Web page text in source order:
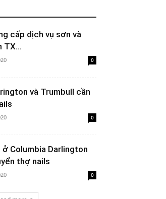
cấp dịch vụ sơn và
TX...
0
và Trumbull cần
0
Columbia Darlington
thợ nails
0